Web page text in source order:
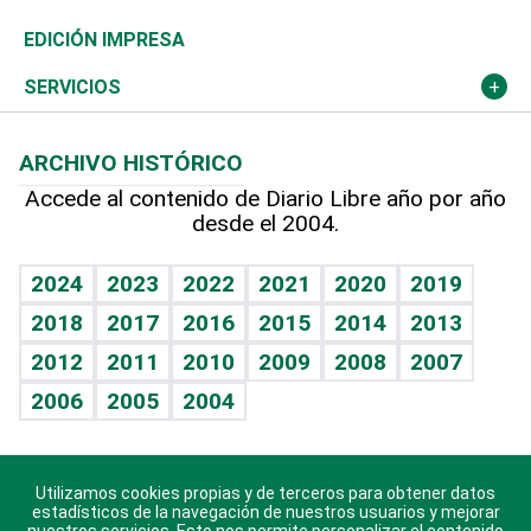
Caribe
Resto del mundo
Global y variable
Economía personal
Novedades
Podcast Arte Libre
Hablando con el pediatra
Vida y familia
Eñe
Celebrando la vida
Sin complejos
En pocas palabras
Escuchando al corazón
Olimpismo
Más deportes
Línea de hit
TBT Deportivo
Noticiero Poteleche
Columnistas
Más firmas
Martes de tecnología
Cambio climático
Deportes
Opinión
Hecho en casa
Guía del dinero
EDICIÓN IMPRESA
SERVICIOS
Cumpleaños
Horóscopos
Juegos
ARCHIVO HISTÓRICO
Accede al contenido de Diario Libre año por año
desde el 2004.
2024 2023 2022 2021 2020
2019
2018
2017 2016 2015 2014
2013
2012
2011 2010 2009 2008
2007
2006
2005 2004
Descarga nuestras aplicaciones para Android, iOS y
sistema Huawei.
Utilizamos cookies propias y de terceros para obtener datos
estadísticos de la navegación de nuestros usuarios y mejorar